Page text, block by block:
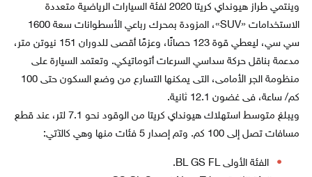
وينتمي طراز هيونداي كريتا 2020 لفئة السيارات الرياضية متعددة
الاستخدامات «SUV»، المزودة بمحرك رباعي الأسطوانات سعة 1600
سي سي، ليعطي قوة 123 حصانًا، وعزمًا أقصى للدوران 151 نيوتن متر،
مدعمة بناقل حركة سداسي السرعات أتوماتيكي. وتعتمد السيارة على
منظومة الجر الأمامى، التى يمكنها التسارع من وضع السكون حتى 100
كم/ ساعة، فى غضون 12.1 ثانية.
ويبلغ متوسط استهلاك هيونداي كريتا من الوقود نحو 7.1 لتر، عند قطع
مسافات تصل إلى 100 كم. وتم إصدار 5 فئات منها وهي كالآتي:
الفئة الأولى BL GS FL.